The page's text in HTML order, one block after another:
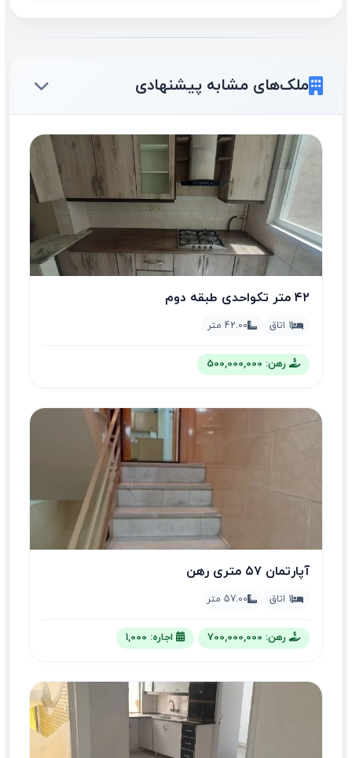
ملک‌های مشابه پیشنهادی
۴۲ متر تکواحدی طبقه دوم
1 اتاق 42.00 متر
رهن: 500,000,000
آپارتمان ۵۷ متری رهن
1 اتاق 57.00 متر
رهن: 700,000,000 اجاره: 1,000